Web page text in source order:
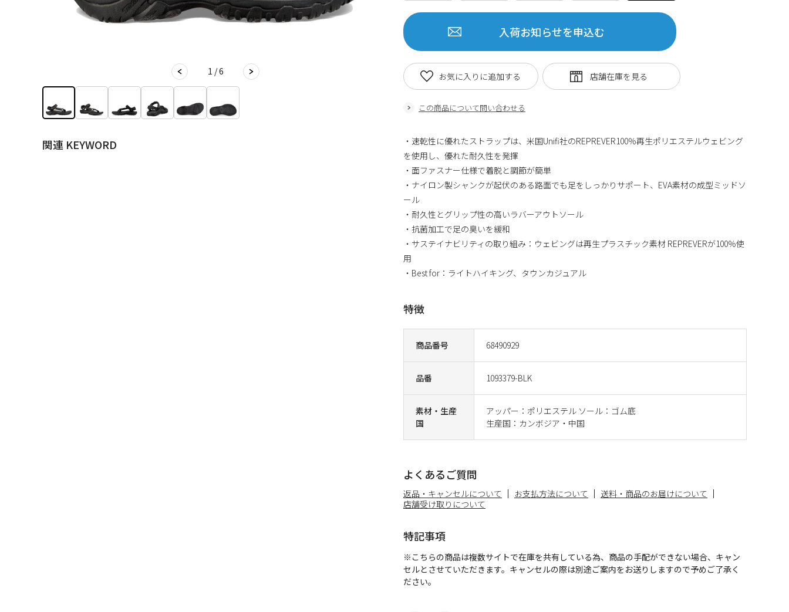
1 / 6
関連 KEYWORD
商品番号 68490929
品番 1093379-BLK
素材・生産
国
アッパー：ポリエステル ソール：ゴム底
生産国：カンボジア・中国
入荷お知らせを申込む
この商品について問い合わせる
お気に入りに追加する
・速乾性に優れたストラップは、米国Unifi社のREPREVER100％再生ポリエステルウェビング
を使用し、優れた耐久性を発揮
・面ファスナー仕様で着脱と調節が簡単
・ナイロン製シャンクが起伏のある路面でも足をしっかりサポート、EVA素材の成型ミッドソ
ール
・耐久性とグリップ性の高いラバーアウトソール
・抗菌加工で足の臭いを緩和
・サステイナビリティの取り組み：ウェビングは再生プラスチック素材 REPREVERが100％使
用
・Best for：ライトハイキング、タウンカジュアル
特徴
よくあるご質問
返品・キャンセルについて お支払方法について
送料・商品のお届けについて
店舗受け取りについて
特記事項
※こちらの商品は複数サイトで在庫を共有している為、商品の手配ができない場合、キャン
セルとさせていただきます。キャンセルの際は別途ご案内をお送りしますので予めご了承く
ださい。